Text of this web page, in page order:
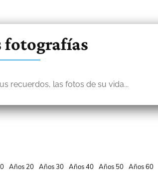
fotografías
recuerdos, las fotos de su vida...
Años 20 Años 30 Años 40 Años 50 Años 60